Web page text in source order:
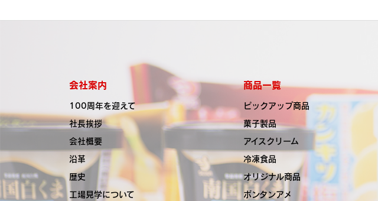
会社案内
100周年を迎えて
社長挨拶
会社概要
沿革
歴史
工場見学について
商品一覧
ピックアップ商品
菓子製品
アイスクリーム
冷凍食品
オリジナル商品
ボンタンアメ